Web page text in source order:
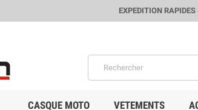
EXPEDITION RAPIDES
CASQUE MOTO VETEMENTS